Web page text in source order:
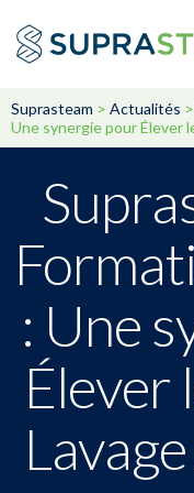
Suprasteam > Actualités >
Une synergie pour Élever
: Une
Élever